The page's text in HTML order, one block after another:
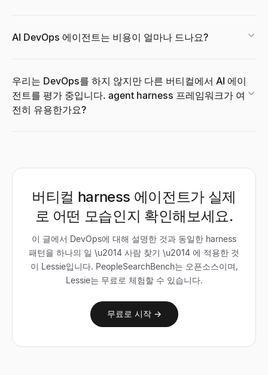
AI DevOps 에이전트는 비용이 얼마나 드나요?
우리는 DevOps를 하지 않지만 다른 버티컬에서 AI 에이
전트를 평가 중입니다. agent harness 프레임워크가 여
전히 유용한가요?
버티컬 harness 에이전트가 실제
로 어떤 모습인지 확인해보세요.
이 글에서 DevOps에 대해 설명한 것과 동일한 harness
패턴을 하나의 일 \u2014 사람 찾기 \u2014 에 적용한 것
이 Lessie입니다. PeopleSearchBench는 오픈소스이며,
Lessie는 무료로 체험할 수 있습니다.
무료로 시작 →